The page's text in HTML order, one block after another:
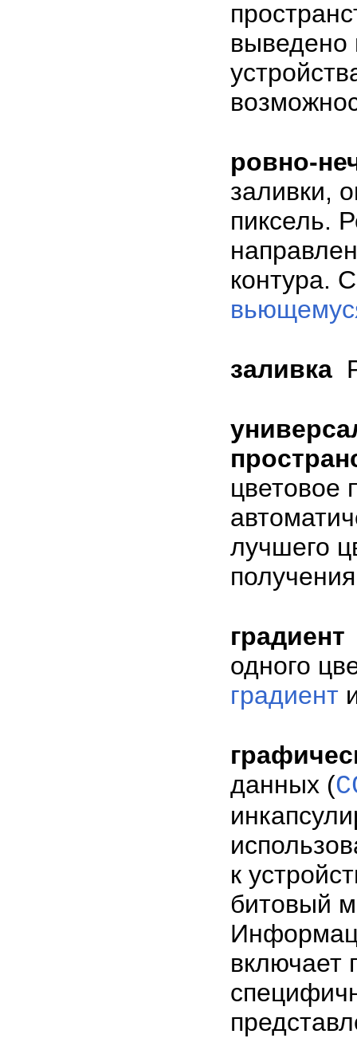
выведено
ровно-
заливки,
пиксель.
контура.
заливка
цветовое
лучшего
градиент
одного
градиент
данных (
к
битовый
включает